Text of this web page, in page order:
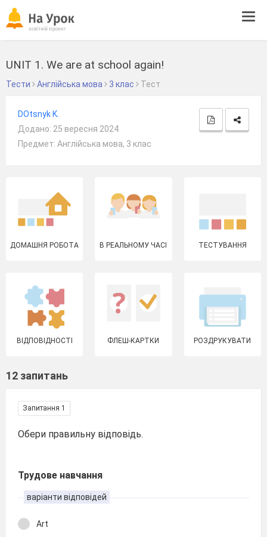
UNIT 1. We are at school again!
Тести Англійська мова 3 клас Тест
DOtsnyk K.
Додано: 25 вересня 2024
Предмет: Англійська мова, 3 клас
ДОМАШНЯ РОБОТА В РЕАЛЬНОМУ ЧАСІ ТЕСТУВАННЯ
ВІДПОВІДНОСТІ ФЛЕШ-КАРТКИ РОЗДРУКУВАТИ
12 запитань
Запитання 1
Обери правильну відповідь.
Трудове навчання
варіанти відповідей
Art